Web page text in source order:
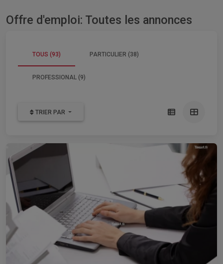
Offre d'emploi: Toutes les annonces
TOUS (93) PARTICULIER (38)
PROFESSIONAL (9)
TRIER PAR